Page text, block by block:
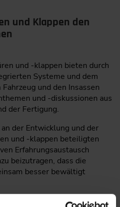
und Klappen den
und -klappen bieten durch
Systeme und dem
und den Insassen
und -diskussionen aus
der Fertigung.
der Entwicklung und der
und -klappen beteiligten
Erfahrungsaustausch
beizutragen, dass die
besser bewältigt
sich über die neuesten